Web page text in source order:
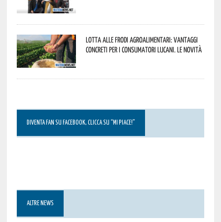
Lotta alle frodi agroalimentari: vantaggi
concreti per i consumatori lucani. Le novità
DIVENTA FAN SU FACEBOOK, CLICCA SU “MI PIACE!”
ALTRE NEWS